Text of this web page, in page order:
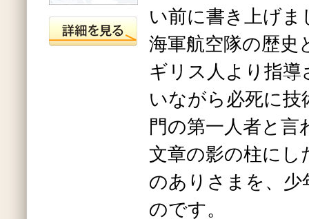
い前に書き上げま
海軍航空隊の歴史
ギリス人より指導
いながら必死に技
門の第一人者と言
文章の影の柱にし
のありさまを、
のです。